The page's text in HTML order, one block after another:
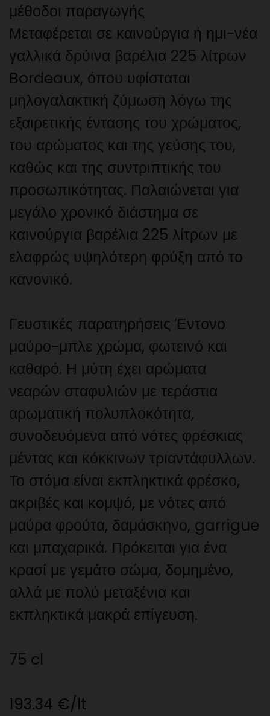
μέθοδοι παραγωγής
Μεταφέρεται σε καινούργια ή ημι-νέα
γαλλικά δρύινα βαρέλια 225 λίτρων
Bordeaux, όπου υφίσταται
μηλογαλακτική ζύμωση λόγω της
εξαιρετικής έντασης του χρώματος,
του αρώματος και της γεύσης του,
καθώς και της συντριπτικής του
προσωπικότητας. Παλαιώνεται για
μεγάλο χρονικό διάστημα σε
καινούργια βαρέλια 225 λίτρων με
ελαφρώς υψηλότερη φρύξη από το
κανονικό.
Γευστικές παρατηρήσεις Έντονο
μαύρο-μπλε χρώμα, φωτεινό και
καθαρό. Η μύτη έχει αρώματα
νεαρών σταφυλιών με τεράστια
αρωματική πολυπλοκότητα,
συνοδευόμενα από νότες φρέσκιας
μέντας και κόκκινων τριαντάφυλλων.
Το στόμα είναι εκπληκτικά φρέσκο,
ακριβές και κομψό, με νότες από
μαύρα φρούτα, δαμάσκηνο, garrigue
και μπαχαρικά. Πρόκειται για ένα
κρασί με γεμάτο σώμα, δομημένο,
αλλά με πολύ μεταξένια και
εκπληκτικά μακρά επίγευση.
75 cl
193.34 €/lt